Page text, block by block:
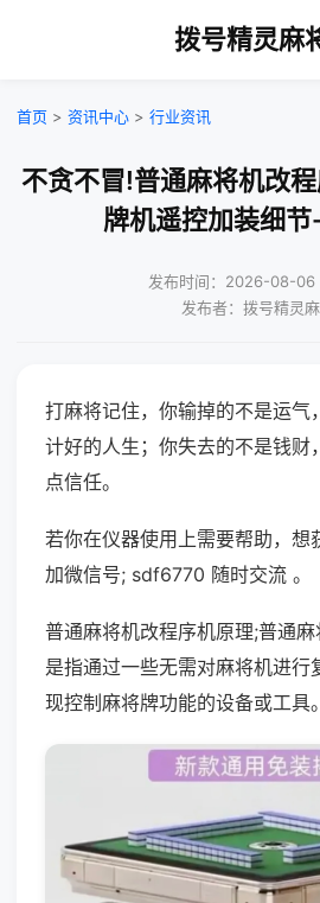
拨号精灵麻
首页 > 资讯中心 > 行业资讯
不贪不冒!普通麻将机改
牌机遥控加装细
发布时间：2026-08-06
发布者：拨号精灵
打麻将记住，你输掉的不是运气
计好的人生；你失去的不是钱财
点信任。
若你在仪器使用上需要帮助，想
加微信号; sdf6770 随时交流 。
普通麻将机改程序机原理;普通
是指通过一些无需对麻将机进行
现控制麻将牌功能的设备或工具。